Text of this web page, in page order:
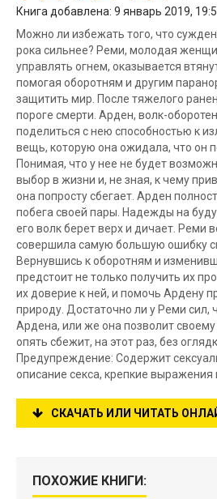
Книга добавлена: 9 январь 2019,
Можно ли избежать того, что
рока сильнее? Реми, молодая
управлять огнем, оказывается
помогая оборотням и другим
защитить мир. После тяжелого
пороге смерти. Арден, волк-
поделиться с нею способностью к
вещь, которую она ожидала, что он
Понимая, что у нее не будет
выбор в жизни и, не зная, к чему
она попросту сбегает. Арден
побега своей пары. Надежды на
его волк берет верх и дичает. Реми
совершила самую большую ошибку
Вернувшись к оборотням и
предстоит не только получить их
их доверие к ней, и помочь Ардену
природу. Достаточно ли у Реми сил,
Ардена, или же она позволит своему
опять сбежит, на этот раз, без
Предупреждение: Содержит
описание секса, крепкие выражения
СКАЧАТЬ ИЛИ ЧИТАТЬ
ПОХОЖИЕ КНИГИ: